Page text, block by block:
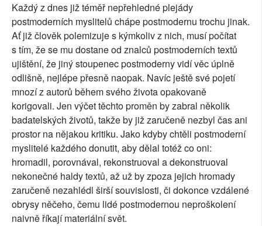
Každý z dnes již téměř nepřehledné plejády
postmoderních myslitelů chápe postmodernu trochu jinak.
Ať již člověk polemizuje s kýmkoliv z nich, musí počítat
s tím, že se mu dostane od znalců postmoderních textů
ujištění, že jiný stoupenec postmoderny vidí věc úplně
odlišně, nejlépe přesně naopak. Navíc ještě své pojetí
mnozí z autorů během svého života opakovaně
korigovali. Jen výčet těchto proměn by zabral několik
badatelských životů, takže by již zaručeně nezbyl čas ani
prostor na nějakou kritiku. Jako kdyby chtěli postmoderní
myslitelé každého donutit, aby dělal totéž co oni:
hromadil, porovnával, rekonstruoval a dekonstruoval
nekonečné haldy textů, až už by zpoza jejich hromady
zaručeně nezahlédl širší souvislosti, či dokonce vzdálené
obrysy něčeho, čemu lidé postmodernou neproškolení
naivně říkají materiální svět.